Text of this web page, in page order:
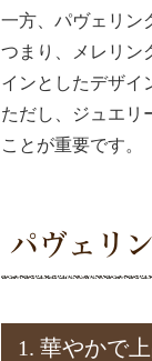
一方、パヴェリン
つまり、メレリン
インとしたデザイ
ただし、ジュエリ
ことが重要です。
パヴェリ
1. 華やかで